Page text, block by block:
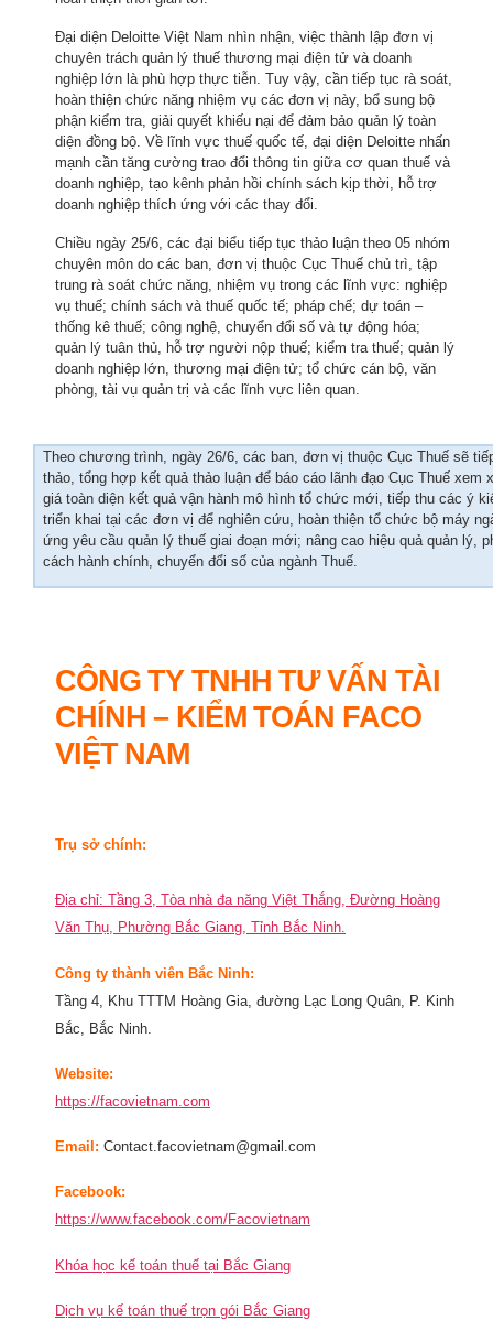
Đại diện Deloitte Việt Nam nhìn nhận, việc thành lập đơn vị
chuyên trách quản lý thuế thương mại điện tử và doanh
nghiệp lớn là phù hợp thực tiễn. Tuy vậy, cần tiếp tục rà soát,
hoàn thiện chức năng nhiệm vụ các đơn vị này, bổ sung bộ
phận kiểm tra, giải quyết khiếu nại để đảm bảo quản lý toàn
diện đồng bộ. Về lĩnh vực thuế quốc tế, đại diện Deloitte nhấn
mạnh cần tăng cường trao đổi thông tin giữa cơ quan thuế và
doanh nghiệp, tạo kênh phản hồi chính sách kịp thời, hỗ trợ
doanh nghiệp thích ứng với các thay đổi.
Chiều ngày 25/6, các đại biểu tiếp tục thảo luận theo 05 nhóm
chuyên môn do các ban, đơn vị thuộc Cục Thuế chủ trì, tập
trung rà soát chức năng, nhiệm vụ trong các lĩnh vực: nghiệp
vụ thuế; chính sách và thuế quốc tế; pháp chế; dự toán –
thống kê thuế; công nghệ, chuyển đổi số và tự động hóa;
quản lý tuân thủ, hỗ trợ người nộp thuế; kiểm tra thuế; quản lý
doanh nghiệp lớn, thương mại điện tử; tổ chức cán bộ, văn
phòng, tài vụ quản trị và các lĩnh vực liên quan.
Theo chương trình, ngày 26/6, các ban, đơn vị thuộc Cục Thuế sẽ
thảo, tổng hợp kết quả thảo luận để báo cáo lãnh đạo Cục Thuế
giá toàn diện kết quả vận hành mô hình tổ chức mới, tiếp thu các ý
triển khai tại các đơn vị để nghiên cứu, hoàn thiện tổ chức bộ máy
ứng yêu cầu quản lý thuế giai đoạn mới; nâng cao hiệu quả quản lý,
cách hành chính, chuyển đổi số của ngành Thuế.
CÔNG TY TNHH TƯ VẤN TÀI
CHÍNH – KIỂM TOÁN FACO
VIỆT NAM
Trụ sở chính:
Địa chỉ: Tầng 3, Tòa nhà đa năng Việt Thắng, Đường Hoàng
Văn Thụ, Phường Bắc Giang, Tỉnh Bắc Ninh.
Công ty thành viên Bắc Ninh:
Tầng 4, Khu TTTM Hoàng Gia, đường Lạc Long Quân, P. Kinh
Bắc, Bắc Ninh.
Website:
https://facovietnam.com
Email: Contact.facovietnam@gmail.com
Facebook:
https://www.facebook.com/Facovietnam
Khóa học kế toán thuế tại Bắc Giang
Dịch vụ kế toán thuế trọn gói Bắc Giang